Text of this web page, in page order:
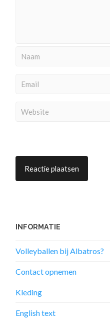
INFORMATIE
Volleyballen bij Albatros?
Contact opnemen
Kleding
English text